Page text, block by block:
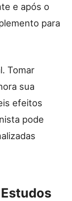
e após o
para
Tomar
sua
efeitos
pode